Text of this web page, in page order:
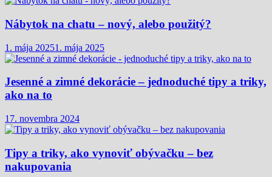
Nábytok na chatu – nový, alebo použitý?
1. mája 20251. mája 2025
Jesenné a zimné dekorácie – jednoduché tipy a triky,
ako na to
17. novembra 2024
Tipy a triky, ako vynoviť obývačku – bez
nakupovania